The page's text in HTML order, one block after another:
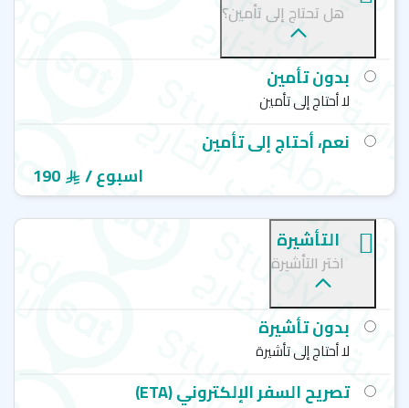
ستافورد هاوس - لندن - Stafford House
بي إس سي - برايتون - British Study Centers (BSC)
بي إس سي - يورك - British Study Centers (BSC)
بي إس سي - لندن - British Study Centers (BSC)
هل تحتاج إلى تأمين؟
بدون تأمين
لا أحتاج إلى تأمين
نعم، أحتاج إلى تأمين
190
/ اسبوع
التأشيرة
اختر التأشيرة
بدون تأشيرة
لا أحتاج إلى تأشيرة
تصريح السفر الإلكتروني (ETA)